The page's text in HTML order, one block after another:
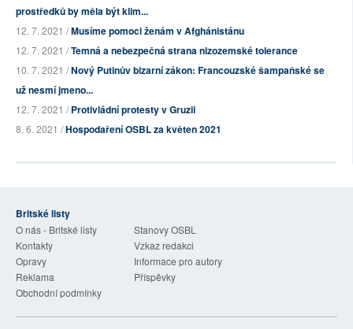
prostředků by měla být klim...
12. 7. 2021 /Musíme pomoci ženám v Afghánistánu
12. 7. 2021 /Temná a nebezpečná strana nizozemské tolerance
10. 7. 2021 /Nový Putinův bizarní zákon: Francouzské šampaňské se
už nesmí jmeno...
12. 7. 2021 /Protivládní protesty v Gruzii
8. 6. 2021 /Hospodaření OSBL za květen 2021
Britské listy
O nás - Britské listy
Stanovy OSBL
Kontakty
Vzkaz redakci
Opravy
Informace pro autory
Reklama
Příspěvky
Obchodní podmínky